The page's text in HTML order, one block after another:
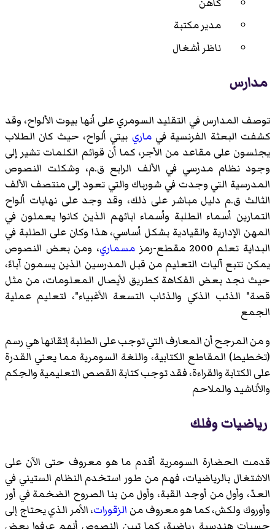
مدير مكتبة
ناظر أشغال
مدارس
توصف المدارس في التقليد السومري على أنها بيوت الألواح، وقد
كشفت البعثة الفرنسية فيماري بيتي ألواح، حيث كان الطلاب
يجلسون على مقاعد من الأجر، كما أن قوائم الكلمات تشير إلى
وجود نظام مدرسي في الألف الرابع ق.م، وشكلت النصوص
المدرسية التي وجدت في شورباك والتي تعود إلى منتصف الألف
الثالث ق.م دليل مباشر على ذلك، وقد وجد على نهايات ألواح
التمارين أسماء الطلبة وأسماء ابائهم الذين كانوا يعملون في
المهن الإدارية والقيادية بشكل أساسي، هذا وكان على الطلبة في
البداية تعلم 2000 مقطع-رمز
مسماري، ومن بعض النصوص
يمكن تتبع آليات التعليم من قبل المدرسين الذين يسمون آباءً،
حيث نجد بعض الفكاهة كطريق لأيصال المعلومات، من مثل
قصة" الذئب الذكي والذئاب التسعة الأغبياء"، لتعليم عملية
الجمع
و من المرجح أن المعارف التي توجب على الطلبة إتقانها هي رسم
(تخطيط) المقاطع الكتابية، واللغة السومرية مما يعني القدرة
على الكتابة والقراءة، فقد توجب كتابة القصص التعليمية والحِكم
والأناشيد والملاحم
رياضيات وفلك
قدمت الحضارة السومرية أقدم ما هو معروف حتى الآن على
الاشتغال بالرياضيات، فهم من طور استخدم النظام الستيني في
العدّ، وأول من أوجد القبة، وأول من بنا الصروح الضخمة في أور
وأوروك ولكش، كما هو معروف من الزقورات، الأمر الذي يحتاج إلى
حسبات هندسية رياضية، كما تبين النصوص أنهم عرفوا بعض